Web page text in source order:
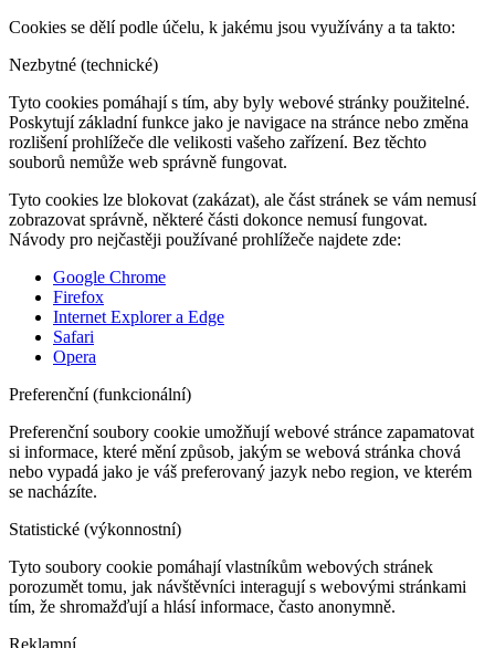
Cookies se dělí podle účelu, k jakému jsou využívány a ta takto:
Nezbytné (technické)
Tyto cookies pomáhají s tím, aby byly webové stránky použitelné.
Poskytují základní funkce jako je navigace na stránce nebo změna
rozlišení prohlížeče dle velikosti vašeho zařízení. Bez těchto
souborů nemůže web správně fungovat.
Tyto cookies lze blokovat (zakázat), ale část stránek se vám nemusí
zobrazovat správně, některé části dokonce nemusí fungovat.
Návody pro nejčastěji používané prohlížeče najdete zde:
Google Chrome
Firefox
Internet Explorer a Edge
Safari
Opera
Preferenční (funkcionální)
Preferenční soubory cookie umožňují webové stránce zapamatovat
si informace, které mění způsob, jakým se webová stránka chová
nebo vypadá jako je váš preferovaný jazyk nebo region, ve kterém
se nacházíte.
Statistické (výkonnostní)
Tyto soubory cookie pomáhají vlastníkům webových stránek
porozumět tomu, jak návštěvníci interagují s webovými stránkami
tím, že shromažďují a hlásí informace, často anonymně.
Reklamní